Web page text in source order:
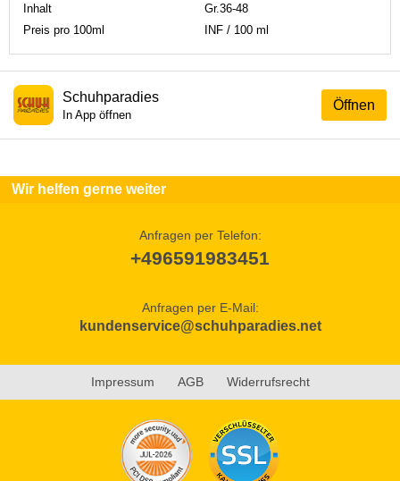
Inhalt
Gr.36-48
Preis pro 100ml
INF / 100 ml
Öffnen
Schuhparadies
In App öffnen
Wir helfen gerne weiter
Anfragen per Telefon:
+496591983451
Anfragen per E-Mail:
kundenservice@schuhparadies.net
Impressum AGB Widerrufsrecht